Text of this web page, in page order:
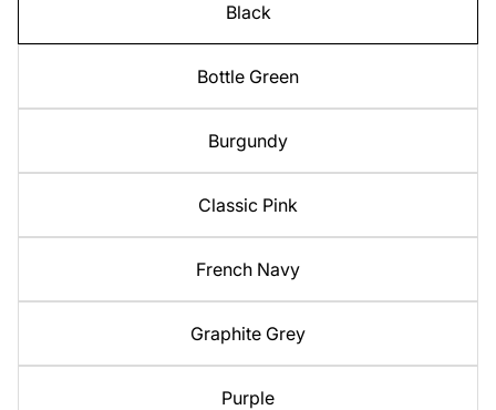
Black
Bottle Green
Burgundy
Classic Pink
French Navy
Graphite Grey
Purple